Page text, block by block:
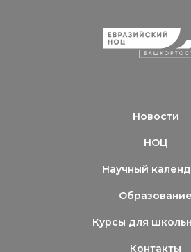
Новости
НОЦ
Научный
Образование
Курсы для
Контакты